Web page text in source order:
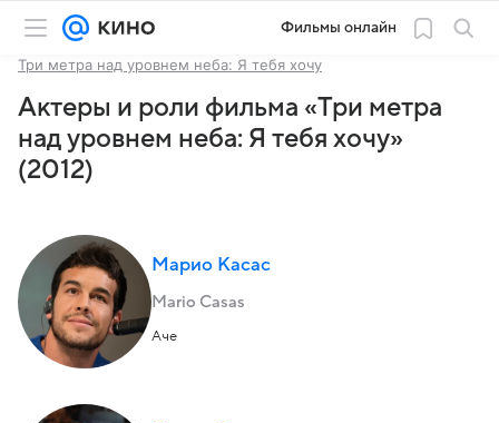
Фильмы онлайн
Три метра над уровнем неба: Я тебя хочу
Актеры и роли фильма «Три метра
над уровнем неба: Я тебя хочу»
(2012)
Марио Касас
Mario Casas
Аче